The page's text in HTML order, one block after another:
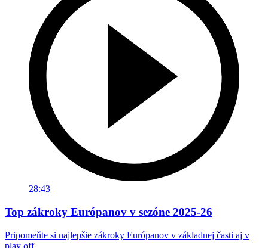
28:43
Top zákroky Európanov v sezóne 2025-26
Pripomeňte si najlepšie zákroky Európanov v základnej časti aj v
play off